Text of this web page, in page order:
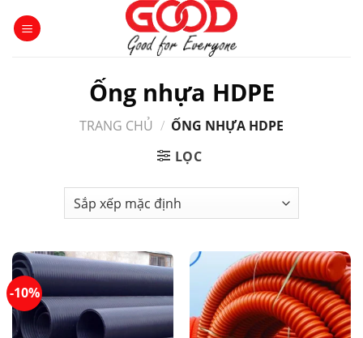
Ống nhựa HDPE
TRANG CHỦ / ỐNG NHỰA HDPE
LỌC
-10%